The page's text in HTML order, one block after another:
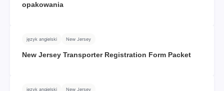
opakowania
język angielski New Jersey
New Jersey Transporter Registration Form Packet
język angielski New Jersey